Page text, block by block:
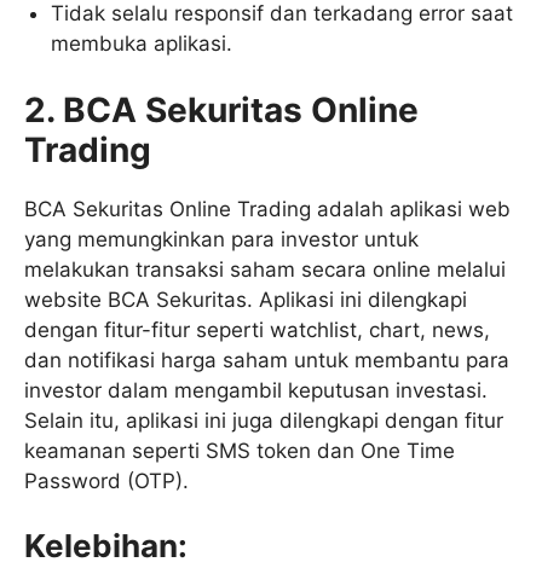
Tidak selalu responsif dan terkadang error saat
membuka aplikasi.
2. BCA Sekuritas Online
Trading
BCA Sekuritas Online Trading adalah aplikasi web
yang memungkinkan para investor untuk
melakukan transaksi saham secara online melalui
website BCA Sekuritas. Aplikasi ini dilengkapi
dengan fitur-fitur seperti watchlist, chart, news,
dan notifikasi harga saham untuk membantu para
investor dalam mengambil keputusan investasi.
Selain itu, aplikasi ini juga dilengkapi dengan fitur
keamanan seperti SMS token dan One Time
Password (OTP).
Kelebihan: